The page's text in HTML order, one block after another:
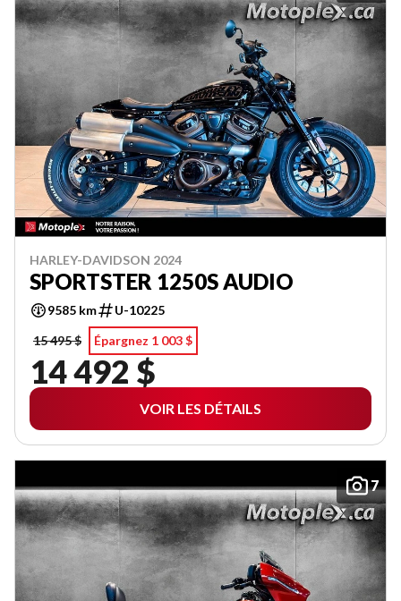
HARLEY-DAVIDSON 2024
SPORTSTER 1250S AUDIO
9585 km
U-10225
15 495 $
Épargnez 1 003 $
14 492 $
VOIR LES DÉTAILS
7